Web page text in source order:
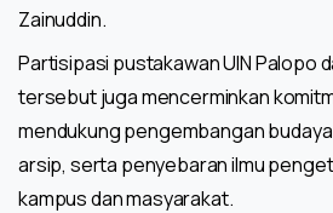
Zainuddin.
Partisipasi pustakawan UIN Palopo
tersebut juga mencerminkan
mendukung pengembangan
arsip, serta penyebaran ilmu
kampus dan masyarakat.